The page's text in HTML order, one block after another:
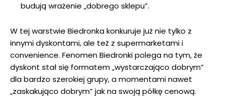
budują wrażenie „dobrego sklepu”.
W tej warstwie Biedronka konkuruje już nie tylko z
innymi dyskontami, ale też z supermarketami i
convenience. Fenomen Biedronki polega na tym, że
dyskont stał się formatem „wystarczająco dobrym”
dla bardzo szerokiej grupy, a momentami nawet
„zaskakująco dobrym” jak na swoją półkę cenową.